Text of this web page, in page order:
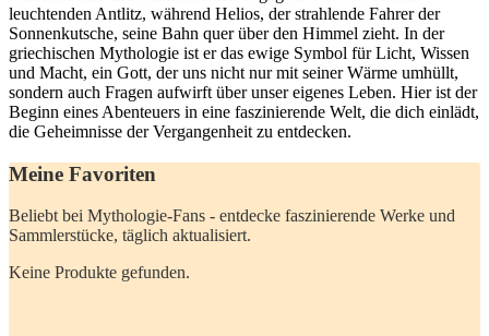
leuchtenden ‌Antlitz, während​ Helios, der⁣ strahlende Fahrer​ der ​
Sonnenkutsche, seine Bahn​ quer über den ⁢Himmel zieht. In ⁤der
griechischen​ Mythologie ist er das ⁢ewige Symbol für⁢ Licht, Wissen
und Macht, ‍ein Gott, ‍der uns nicht nur mit seiner Wärme umhüllt,
sondern auch ⁣Fragen aufwirft über unser ⁢eigenes Leben. Hier ist der
Beginn eines ​Abenteuers ⁣in eine faszinierende Welt, die dich einlädt,
​die Geheimnisse ​der Vergangenheit zu entdecken.
Meine Favoriten
Beliebt ⁣bei Mythologie-Fans ​-⁤ entdecke⁣ faszinierende Werke und
Sammlerstücke, täglich aktualisiert.
Keine Produkte gefunden.